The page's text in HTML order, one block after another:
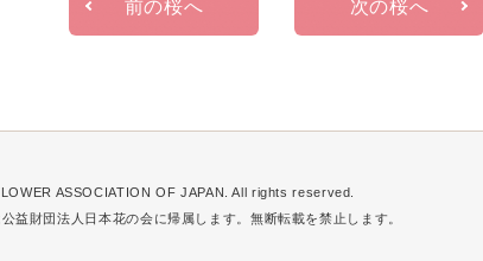
前の桜へ 次の桜へ
ASSOCIATION OF JAPAN.All rights reserved.
益財団法人日本花の会に帰属します。無断転載を禁止します。